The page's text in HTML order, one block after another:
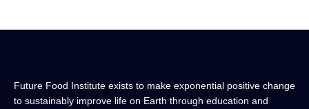
Future Food Institute exists to make exponential positive change
to sustainably improve life on Earth through education and